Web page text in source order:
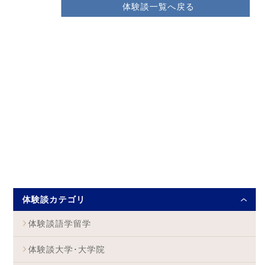
体験談一覧へ戻る
体験談カテゴリ
体験談語学留学
体験談大学･大学院